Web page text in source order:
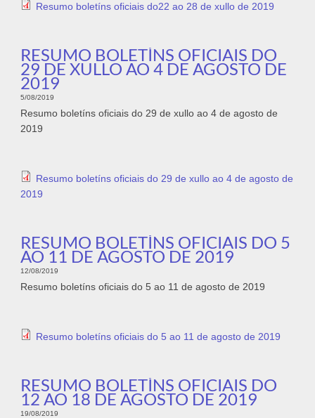
Resumo boletíns oficiais do22 ao 28 de xullo de 2019
RESUMO BOLETÍNS OFICIAIS DO
29 DE XULLO AO 4 DE AGOSTO DE
2019
5/08/2019
Resumo boletíns oficiais do 29 de xullo ao 4 de agosto de
2019
Resumo boletíns oficiais do 29 de xullo ao 4 de agosto de
2019
RESUMO BOLETÍNS OFICIAIS DO 5
AO 11 DE AGOSTO DE 2019
12/08/2019
Resumo boletíns oficiais do 5 ao 11 de agosto de 2019
Resumo boletíns oficiais do 5 ao 11 de agosto de 2019
RESUMO BOLETÍNS OFICIAIS DO
12 AO 18 DE AGOSTO DE 2019
19/08/2019